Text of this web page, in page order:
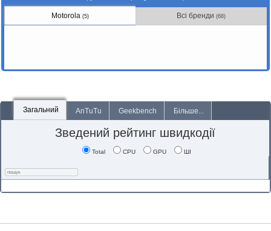
Motorola (5) Всі бренди(68)
Загальний AnTuTu Geekbench Більше...
Зведений рейтинг швидкодії
Total CPU GPU ШІ